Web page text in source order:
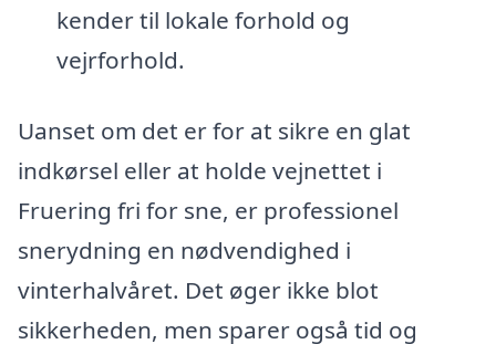
kender til lokale forhold og
vejrforhold.
Uanset om det er for at sikre en glat
indkørsel eller at holde vejnettet i
Fruering fri for sne, er professionel
snerydning en nødvendighed i
vinterhalvåret. Det øger ikke blot
sikkerheden, men sparer også tid og